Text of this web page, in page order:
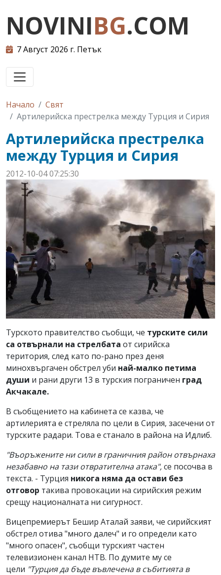
NOVINIBG.COM
7 Август 2026 г. Петък
Начало
Свят
Артилерийска престрелка между Турция и Сирия
Артилерийска престрелка
между Турция и Сирия
2012-10-04 07:25:30
Турското правителство съобщи, че турските сили
са отвърнали на стрелбата от сирийска
територия, след като по-рано през деня
минохвъргачен обстрел уби най-малко петима
души и рани други 13 в турския пограничен град
Акчакале.
В съобщението на кабинета се казва, че
артилерията е стреляла по цели в Сирия, засечени от
турските радари. Това е станало в района на Идлиб.
"Въоръжените ни сили в граничния район отвърнаха
незабавно на тази отвратителна атака",се посочва в
текста. - Турция никога няма да остави без
отговор такива провокации на сирийския режим
срещу националната ни сигурност.
Вицепремиерът Бешир Аталай заяви, че сирийският
обстрел отива "много далеч" и го определи като
"много опасен", съобщи турският частен
телевизионен канал НТВ. По думите му се
цели "Турция да бъде въвлечена в събитията в